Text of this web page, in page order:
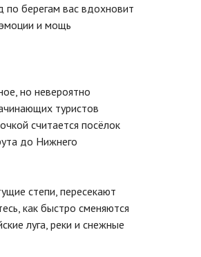
по берегам вас вдохновит
и мощь
но невероятно
туристов
считается посёлок
до Нижнего
степи, пересекают
как быстро сменяются
луга, реки и снежные